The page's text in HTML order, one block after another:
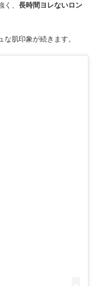
、 長時間ヨレないロン
肌印象が続きます。